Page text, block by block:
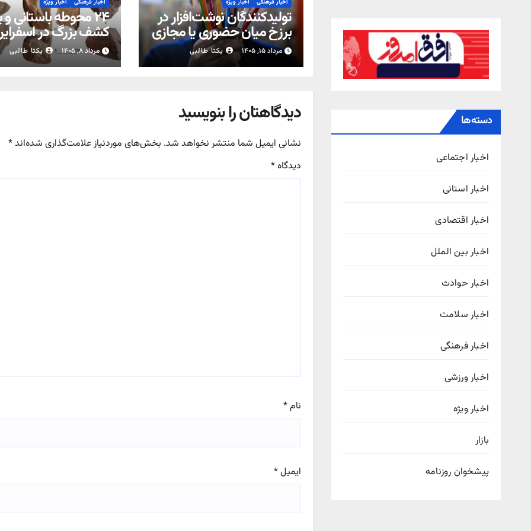
دسته‌ها
اخبار اجتماعی
اخبار استانی
اخبار اقتصادی
اخبار بین الملل
اخبار حوادث
اخبار سلامت
اخبار فرهنگی
اخبار ورزشی
اخبار ویژه
بازار
پیشخوان روزنامه
اخبار فرهنگی اخبار ویژه
تولیدکنندگان نوشت‌افزار در
برزخ میان حضوری یا مجازی
شدن مدارس
مرداد ۱۵, ۱۴۰۵ یکتا طالبی
اخبار فرهنگی اخبار ویژه
۲۴ محوطه باستانی
کشف بزرگ در
خراسان‌شمالی
مرداد ۸, ۱۴۰۵ یکتا طالبی
دیدگاهتان را بنویسید
نشانی ایمیل شما منتشر نخواهد شد. بخش‌های موردنیاز علامت‌گذاری شده‌اند*
دیدگاه*
نام*
ایمیل*